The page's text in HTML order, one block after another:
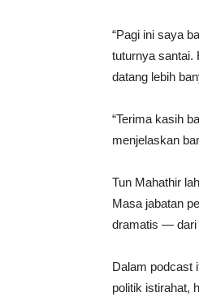
“Pagi ini saya
tuturnya santai.
datang lebih
“Terima kasih
menjelaskan
Tun Mahathir
Masa jabatan
dramatis — dari
Dalam podcast
politik istirahat,